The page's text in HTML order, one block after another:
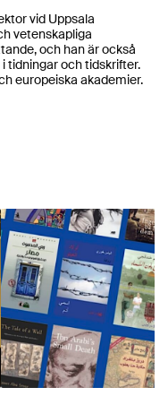
vid Uppsala
vetenskapliga
och han är också
tidningar och tidskrifter.
europeiska akademier.